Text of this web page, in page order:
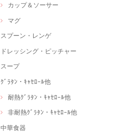
カップ＆ソーサー
マグ
スプーン・レンゲ
ドレッシング・ピッチャー
スープ
ｸﾞﾗﾀﾝ・ｷｬｾﾛｰﾙ他
耐熱ｸﾞﾗﾀﾝ・ｷｬｾﾛｰﾙ他
非耐熱ｸﾞﾗﾀﾝ・ｷｬｾﾛｰﾙ他
中華食器